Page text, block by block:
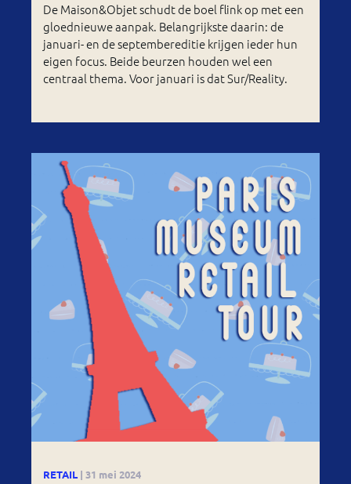
De Maison&Objet schudt de boel flink op met een
gloednieuwe aanpak. Belangrijkste daarin: de
januari- en de septembereditie krijgen ieder hun
eigen focus. Beide beurzen houden wel een
centraal thema. Voor januari is dat Sur/Reality.
RETAIL | 31 mei 2024